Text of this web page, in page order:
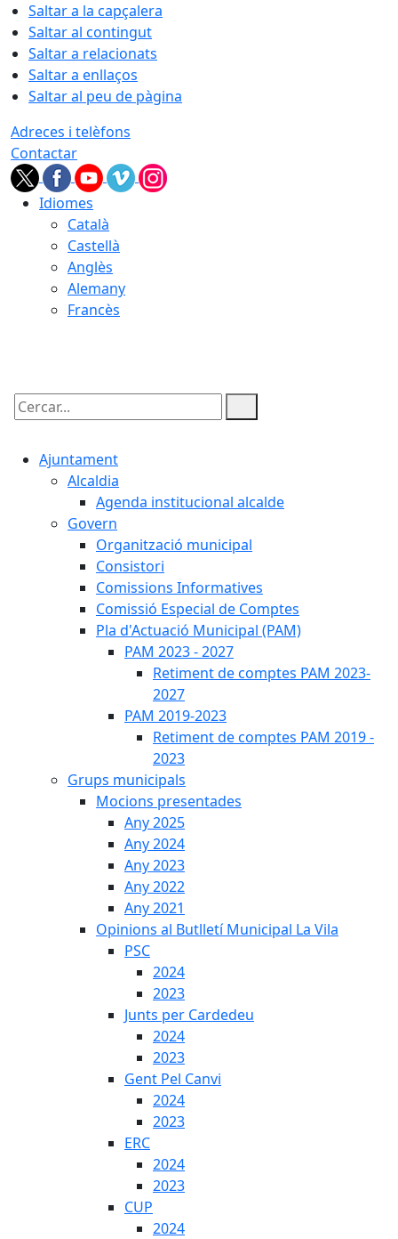
Saltar a la capçalera
Saltar al contingut
Saltar a relacionats
Saltar a enllaços
Saltar al peu de pàgina
Adreces i telèfons
Contactar
Idiomes
Català
Castellà
Anglès
Alemany
Francès
Cercar:
Ajuntament
Alcaldia
Agenda institucional alcalde
Govern
Organització municipal
Consistori
Comissions Informatives
Comissió Especial de Comptes
Pla d'Actuació Municipal (PAM)
PAM 2023 - 2027
Retiment de comptes PAM 2023-
2027
PAM 2019-2023
Retiment de comptes PAM 2019 -
2023
Grups municipals
Mocions presentades
Any 2025
Any 2024
Any 2023
Any 2022
Any 2021
Opinions al Butlletí Municipal La Vila
PSC
2024
2023
Junts per Cardedeu
2024
2023
Gent Pel Canvi
2024
2023
ERC
2024
2023
CUP
2024